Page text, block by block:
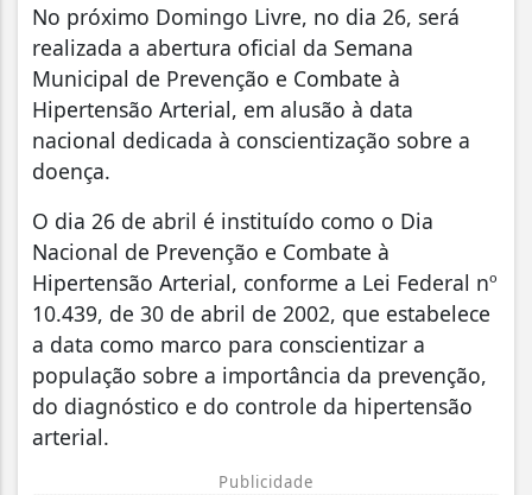
No próximo Domingo Livre, no dia 26, será
realizada a abertura oficial da Semana
Municipal de Prevenção e Combate à
Hipertensão Arterial, em alusão à data
nacional dedicada à conscientização sobre a
doença.
O dia 26 de abril é instituído como o Dia
Nacional de Prevenção e Combate à
Hipertensão Arterial, conforme a Lei Federal nº
10.439, de 30 de abril de 2002, que estabelece
a data como marco para conscientizar a
população sobre a importância da prevenção,
do diagnóstico e do controle da hipertensão
arterial.
Publicidade